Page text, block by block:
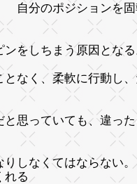
自分のポジションを固
をしちまう原因となる
となく、柔軟に行動し
と思っていても、違っ
りしなくてはならな
れる